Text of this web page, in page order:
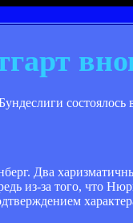
состоялось
Два
из-за того, что